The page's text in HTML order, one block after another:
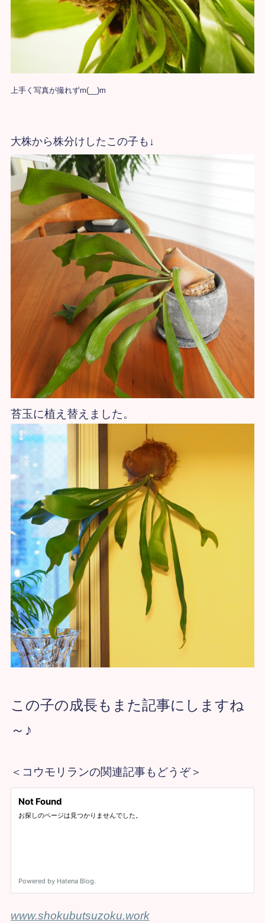
上手く写真が撮れずm(__)m
大株から株分けしたこの子も↓
苔玉に植え替えました。
この子の成長もまた記事にしますね
～♪
＜コウモリランの関連記事もどうぞ＞
www.shokubutsuzoku.work